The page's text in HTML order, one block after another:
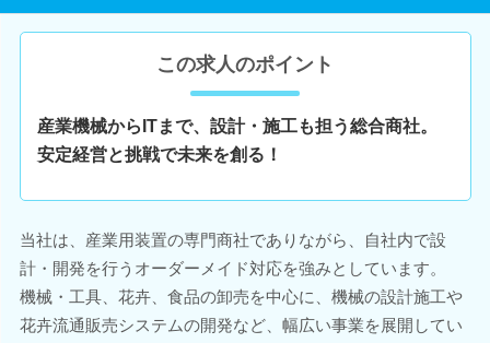
この求人のポイント
産業機械からITまで、設計・施工も担う総合商社。
安定経営と挑戦で未来を創る！
当社は、産業用装置の専門商社でありながら、自社内で設
計・開発を行うオーダーメイド対応を強みとしています。
機械・工具、花卉、食品の卸売を中心に、機械の設計施工や
花卉流通販売システムの開発など、幅広い事業を展開してい